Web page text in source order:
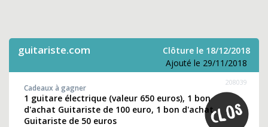
guitariste.com
Clôture le 18/12/2018
Ajouté le 29/11/2018
208039
Cadeaux à gagner
1 guitare électrique (valeur 650 euros), 1 bon
d'achat Guitariste de 100 euro, 1 bon d'achat
Guitariste de 50 euros